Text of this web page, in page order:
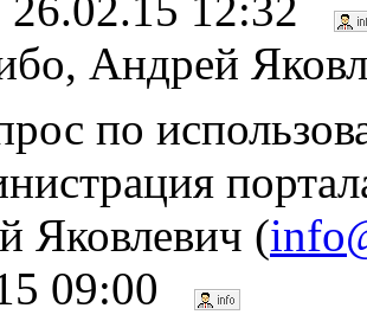
Андрей
по
Яковлевич (
09:00